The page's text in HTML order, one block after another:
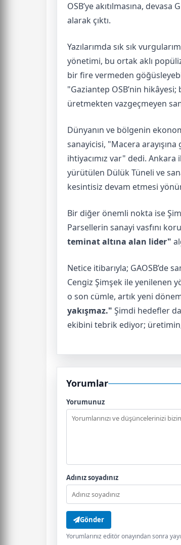
OSB’ye akıtılmasına,
alarak çıktı.
Yazılarımda sık sık
yönetimi, bu ortak aklı
bir fire vermeden
"Gaziantep OSB’nin
üretmekten vazgeçmeyen
Dünyanın ve bölgenin
sanayicisi, "Macera
ihtiyacımız var" dedi.
yürütülen Dülük Tüneli ve
kesintisiz devam etmesi
Bir diğer önemli nokta ise
Parsellerin sanayi vasfını
teminat altına alan lider"
Netice itibarıyla; GAOSB’de
Cengiz Şimşek ile yenilenen
o son cümle, artık yeni
yakışmaz." Şimdi hedefler
ekibini tebrik ediyor;
Yorumlar
Yorumunuz
Adınız soyadınız
Gönder
Yorumlarınız editör onayından sonra